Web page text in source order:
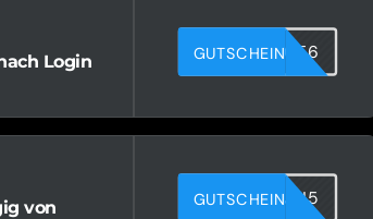
Login
G0X26V0E6
GUTSCHEIN
von
DIDFBKJN5
GUTSCHEIN